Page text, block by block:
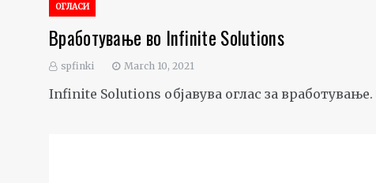
ОГЛАСИ
Вработување во Infinite Solutions
spfinki March 10, 2021
Infinite Solutions објавува оглас за